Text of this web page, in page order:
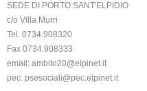
SEDE DI PORTO SANT'ELPIDIO
c/o Villa Murri
Tel. 0734.908320
Fax 0734.908333
email: ambito20@elpinet.it
pec: psesociali@pec.elpinet.it